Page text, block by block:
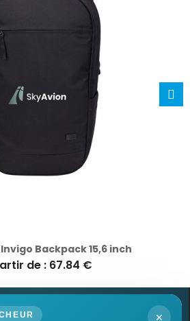
Backpack 15,6 inch
de : 67.84 €
×